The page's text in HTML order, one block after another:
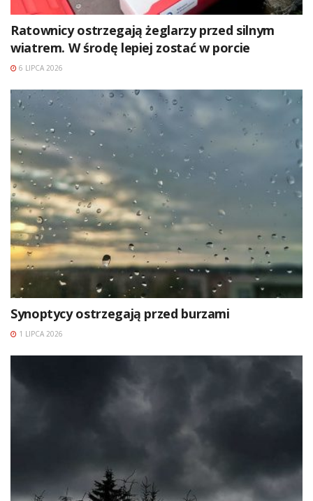
Ratownicy ostrzegają żeglarzy przed silnym
wiatrem. W środę lepiej zostać w porcie
6 LIPCA 2026
Synoptycy ostrzegają przed burzami
1 LIPCA 2026